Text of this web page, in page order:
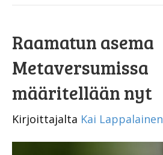
Raamatun asema
Metaversumissa
määritellään nyt
Kirjoittajalta Kai Lappalainen